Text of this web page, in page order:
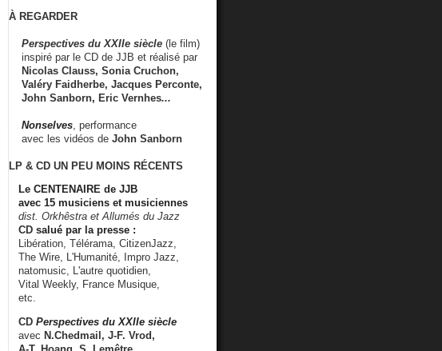
À REGARDER
Perspectives du XXIIe siècle (le film)
inspiré par le CD de JJB et réalisé par
Nicolas Clauss, Sonia Cruchon,
Valéry Faidherbe, Jacques Perconte,
John Sanborn, Eric Vernhes...
Nonselves , performance
avec les vidéos de John Sanborn
LP & CD UN PEU MOINS RÉCENTS
Le CENTENAIRE de JJB
avec 15 musiciens et musiciennes
dist. Orkhêstra et Allumés du Jazz
CD salué par la presse :
Libération, Télérama, CitizenJazz,
The Wire, L'Humanité, Impro Jazz,
natomusic, L'autre quotidien,
Vital Weekly, France Musique,
etc.
CD Perspectives du XXIIe siècle
avec N.Chedmail, J-F. Vrod,